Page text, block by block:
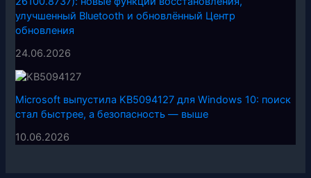
улучшенный Bluetooth и обновлённый Центр
обновления
24.06.2026
Microsoft выпустила KB5094127 для Windows 10: поиск
стал быстрее, а безопасность — выше
10.06.2026